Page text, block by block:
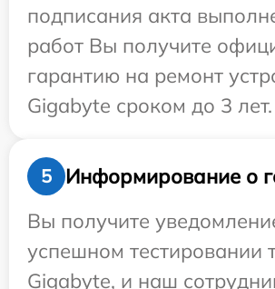
подписания акта
работ Вы получите
гарантию на ремонт
Gigabyte сроком до 3 лет.
5
Информирование о
Вы получите
успешном тестировании
Gigabyte, и наш